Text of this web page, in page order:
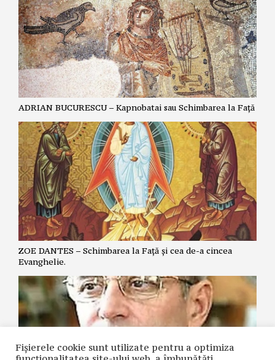
ADRIAN BUCURESCU – Kapnobatai sau Schimbarea la Față
ZOE DANTES – Schimbarea la Față și cea de-a cincea
Evanghelie.
Fișierele cookie sunt utilizate pentru a optimiza